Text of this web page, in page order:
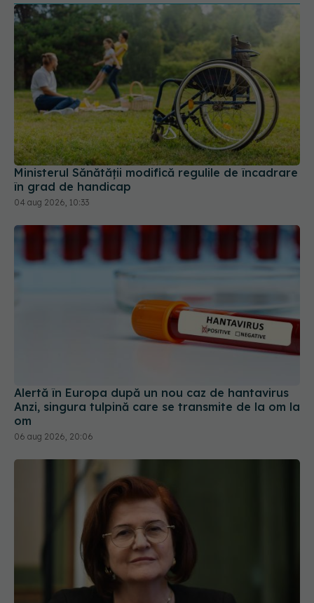
Ministerul Sănătății modifică regulile de încadrare
în grad de handicap
04 aug 2026, 10:33
Alertă în Europa după un nou caz de hantavirus
Anzi, singura tulpină care se transmite de la om la
Prof. univ. dr. Cătălina Poiană (CMR), avertisment
după ambulanța atacată în Cluj: Fake news-ul nu